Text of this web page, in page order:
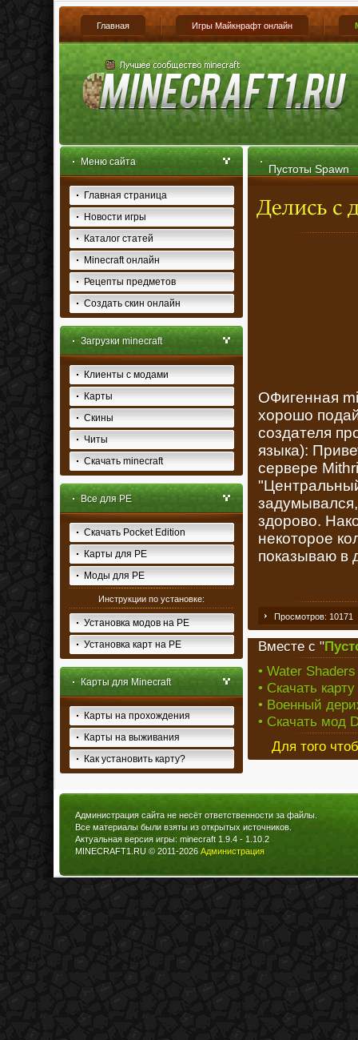
Главная Игры Майкнрафт онлайн
Меню сайта
Главная страница
Новости игры
Каталог статей
Minecraft онлайн
Рецепты предметов
Создать скин онлайн
Загрузки minecraft
Клиенты с модами
Карты
Скины
Читы
Скачать minecraft
Все для PE
Скачать Pocket Edition
Карты для PE
Моды для PE
Инструкции по установке:
Установка модов на PE
Установка карт на PE
Карты для Minecraft
Карты на прохождения
Карты на выживания
Как установить карту?
Пустоты Spawn
ОФигенная
хорошо
создателя
языка):
сервере
здорово.
некоторое
показываю в
Просмотров: 10171
Вместе с "
• Water
• Скачать
• Военный
• Скачать мод
Для того
Администрация сайта не несёт ответственности за файлы.
Все материалы были взяты из открытых источников.
Актуальная версия игры: minecraft 1.9.4 - 1.10.2
MINECRAFT1.RU © 2011-2026 Администрация